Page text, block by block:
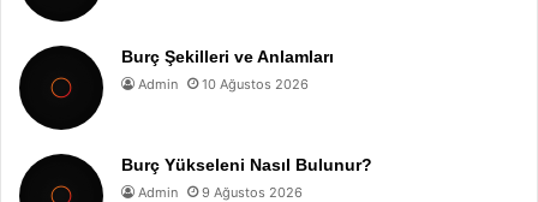
Burç Şekilleri ve Anlamları
Admin 10 Ağustos 2026
Burç Yükseleni Nasıl Bulunur?
Admin 9 Ağustos 2026